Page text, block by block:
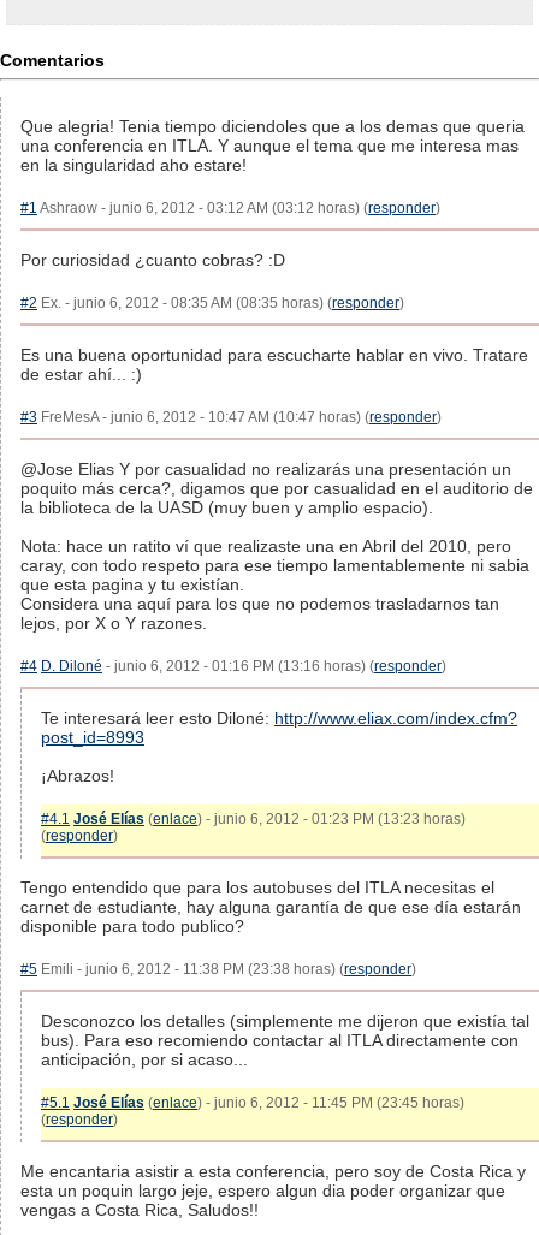
Comentarios
Que alegria! Tenia tiempo diciendoles que a los demas que queria
una conferencia en ITLA. Y aunque el tema que me interesa mas
en la singularidad aho estare!
#1 Ashraow - junio 6, 2012 - 03:12 AM (03:12 horas) (responder)
Por curiosidad ¿cuanto cobras? :D
#2 Ex. - junio 6, 2012 - 08:35 AM (08:35 horas) (responder)
Es una buena oportunidad para escucharte hablar en vivo. Tratare
de estar ahí... :)
#3 FreMesA - junio 6, 2012 - 10:47 AM (10:47 horas) (responder)
@Jose Elias Y por casualidad no realizarás una presentación un
poquito más cerca?, digamos que por casualidad en el auditorio de
la biblioteca de la UASD (muy buen y amplio espacio).
Nota: hace un ratito ví que realizaste una en Abril del 2010, pero
caray, con todo respeto para ese tiempo lamentablemente ni sabia
que esta pagina y tu existían.
Considera una aquí para los que no podemos trasladarnos tan
lejos, por X o Y razones.
#4 D. Diloné - junio 6, 2012 - 01:16 PM (13:16 horas) (responder)
Te interesará leer esto Diloné: http://www.eliax.com/index.cfm?
post_id=8993
¡Abrazos!
#4.1 José Elías (enlace) - junio 6, 2012 - 01:23 PM (13:23 horas)
(responder)
Tengo entendido que para los autobuses del ITLA necesitas el
carnet de estudiante, hay alguna garantía de que ese día estarán
disponible para todo publico?
#5 Emili - junio 6, 2012 - 11:38 PM (23:38 horas) (responder)
Desconozco los detalles (simplemente me dijeron que existía tal
bus). Para eso recomiendo contactar al ITLA directamente con
anticipación, por si acaso...
#5.1 José Elías (enlace) - junio 6, 2012 - 11:45 PM (23:45 horas)
(responder)
Me encantaria asistir a esta conferencia, pero soy de Costa Rica y
esta un poquin largo jeje, espero algun dia poder organizar que
vengas a Costa Rica, Saludos!!